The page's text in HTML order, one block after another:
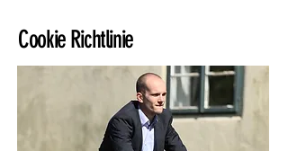
Cookie Richtlinie